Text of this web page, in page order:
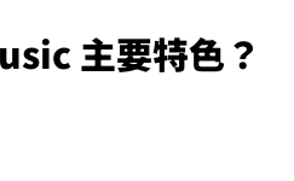
主要特色？